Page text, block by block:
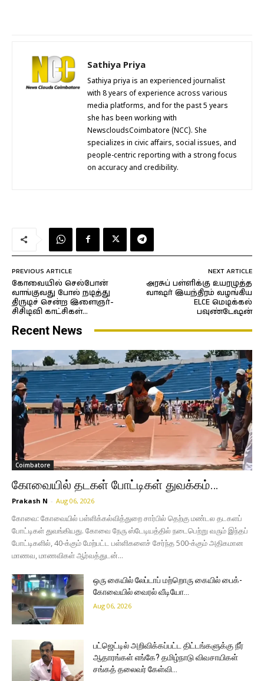
Sathiya Priya
Sathiya priya is an experienced journalist
with 8 years of experience across various
media platforms, and for the past 5 years
she has been working with
NewscloudsCoimbatore (NCC). She
specializes in civic affairs, social issues, and
people-centric reporting with a strong focus
on accuracy and credibility.
PREVIOUS ARTICLE
கோவையில் செல்போன்
வாங்குவது போல் நடித்து
திருடிச் சென்ற இளைஞர்-
சிசிடிவி காட்சிகள்…
NEXT ARTICLE
அரசுப் பள்ளிக்கு உயரழுத்த
வாஷர் இயந்திரம் வழங்கிய
ELCE மெடிக்கல்
பவுண்டேஷன்
Recent News
Coimbatore
கோவையில் தடகள் போட்டிகள் துவக்கம்…
Prakash N - Aug 06, 2026
கோவை: கோவையில் பள்ளிக்கல்வித்துறை சார்பில் தெற்கு மண்டல தடகளப்
போட்டிகள் துவங்கியது. கோவை நேரு ஸ்டேடியத்தில் நடைபெற்று வரும் இந்தப்
போட்டிகளில், 40-க்கும் மேற்பட்ட பள்ளிகளைச் சேர்ந்த 500-க்கும் அதிகமான
மாணவ, மாணவிகள் ஆர்வத்துடன்...
ஒரு கையில் லேப்டாப் மற்றொரு கையில் பைக்-
கோவையில் வைரல் வீடியோ…
Aug 06, 2026
பட்ஜெட்டில் அறிவிக்கப்பட்ட திட்டங்களுக்கு நீர்
ஆதாரங்கள் எங்கே? தமிழ்நாடு விவசாயிகள்
சங்கத் தலைவர் கேள்வி…